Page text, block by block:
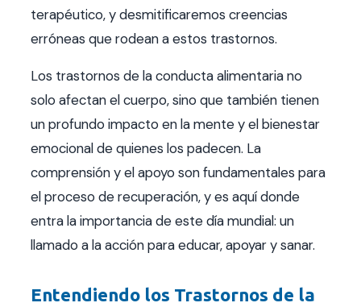
terapéutico, y desmitificaremos creencias
erróneas que rodean a estos trastornos.
Los trastornos de la conducta alimentaria no
solo afectan el cuerpo, sino que también tienen
un profundo impacto en la mente y el bienestar
emocional de quienes los padecen. La
comprensión y el apoyo son fundamentales para
el proceso de recuperación, y es aquí donde
entra la importancia de este día mundial: un
llamado a la acción para educar, apoyar y sanar.
Entendiendo los Trastornos de la